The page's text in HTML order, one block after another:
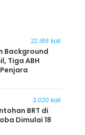
22.186 kali
Background
Tiga ABH
3.020 kali
BRT di
Dimulai 18